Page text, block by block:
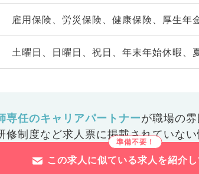
雇用保険、労災保険、健康保険、厚生年
土曜日、日曜日、祝日、年末年始休暇、
専任のキャリアパートナーが職場の雰
修制度など求人票に掲載されていない
この求人に似ている求人を紹介し